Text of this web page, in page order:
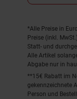
Fußnoten
*Alle Preise in
Preise (inkl.
Statt- und
Alle Artikel
Abgabe nur in
**15€ Rabatt im
gekennzeichnete
Person und